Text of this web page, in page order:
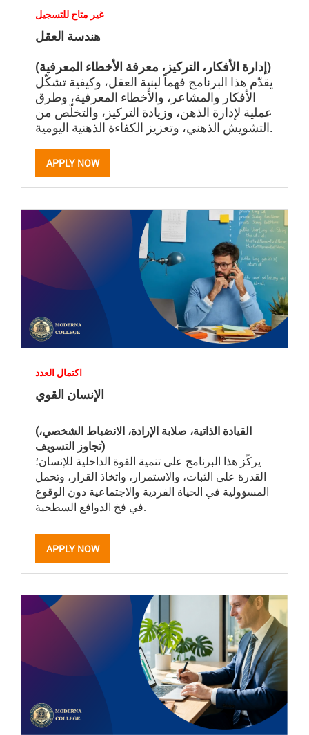
غير متاح للتسجيل
هندسة العقل
(إدارة الأفكار، التركيز، معرفة الأخطاء المعرفية)
يقدّم هذا البرنامج فهماً لبنية العقل، وكيفية تشكّل
الأفكار والمشاعر، والأخطاء المعرفية، وطرق
عملية لإدارة الذهن، وزيادة التركيز، والتخلّص من
التشويش الذهني، وتعزيز الكفاءة الذهنية اليومية.
APPLY NOW
اكتمال العدد
الإنسان القوي
(القيادة الذاتية، صلابة الإرادة، الانضباط الشخصي،
تجاوز التسويف)
يركّز هذا البرنامج على تنمية القوة الداخلية للإنسان؛
القدرة على الثبات، والاستمرار، واتخاذ القرار، وتحمل
المسؤولية في الحياة الفردية والاجتماعية دون الوقوع
في فخ الدوافع السطحية.
APPLY NOW